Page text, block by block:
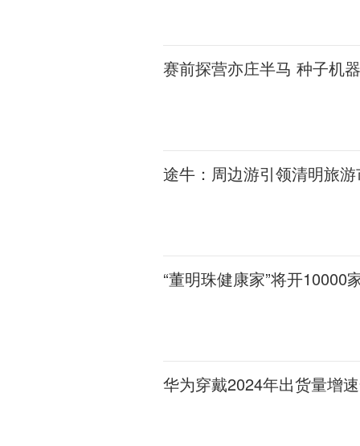
赛前探营亦庄半马 种子机
途牛：周边游引领清明旅
“董明珠健康家”将开
华为穿戴2024年出货量增